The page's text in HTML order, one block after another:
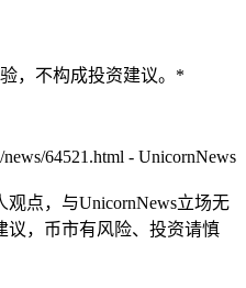
，不构成投资建议。*
64521.html - UnicornNews
点，与UnicornNews立场无
议，币市有风险、投资请慎